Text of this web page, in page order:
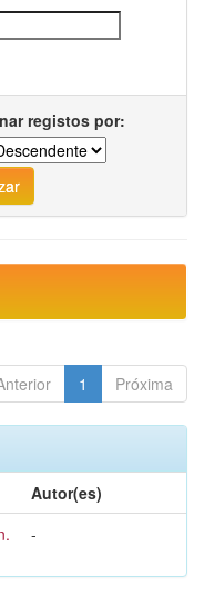
registos por:
1 Próxima
Autor(es)
-